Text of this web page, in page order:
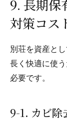
9. 長期保
対策コス
別荘を資産と
長く快適に使
必要です。
9-1. カビ除